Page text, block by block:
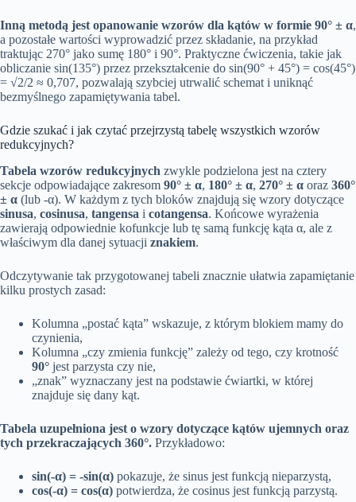
Inną metodą jest opanowanie wzorów dla kątów w formie 90° ± α,
a pozostałe wartości wyprowadzić przez składanie, na przykład
traktując 270° jako sumę 180° i 90°. Praktyczne ćwiczenia, takie jak
obliczanie sin(135°) przez przekształcenie do sin(90° + 45°) = cos(45°)
= √2/2 ≈ 0,707, pozwalają szybciej utrwalić schemat i uniknąć
bezmyślnego zapamiętywania tabel.
Gdzie szukać i jak czytać przejrzystą tabelę wszystkich wzorów
redukcyjnych?
Tabela wzorów redukcyjnych zwykle podzielona jest na cztery
sekcje odpowiadające zakresom 90° ± α, 180° ± α, 270° ± α oraz 360°
± α (lub -α). W każdym z tych bloków znajdują się wzory dotyczące
sinusa, cosinusa, tangensa i cotangensa. Końcowe wyrażenia
zawierają odpowiednie kofunkcje lub tę samą funkcję kąta α, ale z
właściwym dla danej sytuacji znakiem.
Odczytywanie tak przygotowanej tabeli znacznie ułatwia zapamiętanie
kilku prostych zasad:
Kolumna „postać kąta” wskazuje, z którym blokiem mamy do
czynienia,
Kolumna „czy zmienia funkcję” zależy od tego, czy krotność
90° jest parzysta czy nie,
„znak” wyznaczany jest na podstawie ćwiartki, w której
znajduje się dany kąt.
Tabela uzupełniona jest o wzory dotyczące kątów ujemnych oraz
tych przekraczających 360°. Przykładowo:
sin(-α) = -sin(α) pokazuje, że sinus jest funkcją nieparzystą,
cos(-α) = cos(α) potwierdza, że cosinus jest funkcją parzystą.